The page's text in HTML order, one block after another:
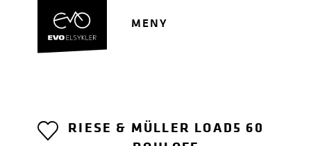
navigasjon
MENY
RIESE & MÜLLER LOAD5 60